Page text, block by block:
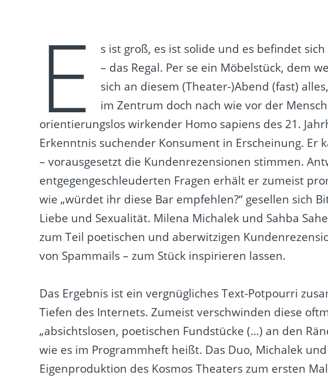
E
s ist groß, es ist solide und es befindet
– das Regal. Per se ein Möbelstück, dem
sich an diesem (Theater-)Abend (fast)
im Zentrum doch nach wie vor der
orientierungslos wirkender Homo sapiens des 21.
Erkenntnis suchender Konsument in Erscheinung. Er
– vorausgesetzt die Kundenrezensionen stimmen.
entgegengeschleuderten Fragen erhält er zumeist
wie „würdet ihr diese Bar empfehlen?“ gesellen sich
Liebe und Sexualität. Milena Michalek und Sahba
zum Teil poetischen und aberwitzigen
von Spammails – zum Stück inspirieren lassen.
Das Ergebnis ist ein vergnügliches Text-Potpourri
Tiefen des Internets. Zumeist verschwinden diese
„absichtslosen, poetischen Fundstücke (…) an den
wie es im Programmheft heißt. Das Duo, Michalek
Eigenproduktion des Kosmos Theaters zum ersten